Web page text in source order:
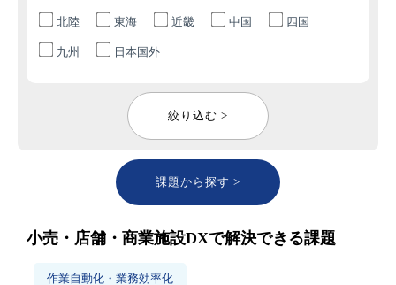
北陸 東海 近畿 中国 四国
九州 日本国外
絞り込む >
課題から探す >
小売・店舗・商業施設DXで解決できる課題
作業自動化・業務効率化